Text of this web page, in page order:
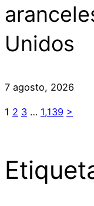
Unidos
7 agosto, 2026
1 2 3 … 1,139 >